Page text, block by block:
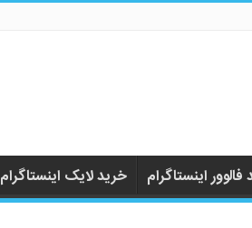
اینستاگرام خرید لایک اینستاگرام